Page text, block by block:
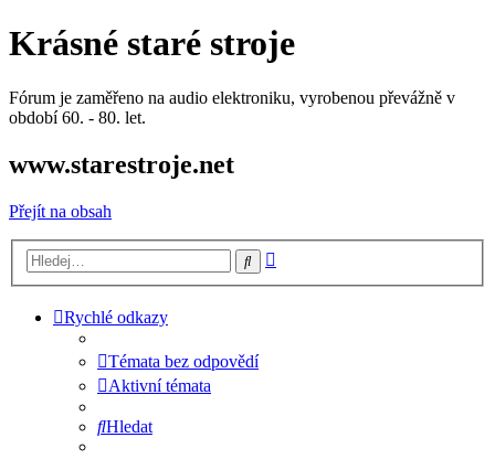
Krásné staré stroje
Fórum je zaměřeno na audio elektroniku, vyrobenou převážně v
období 60. - 80. let.
www.starestroje.net
Přejít na obsah
Hledat
Rychlé odkazy
Témata bez odpovědí
Aktivní témata
Hledat